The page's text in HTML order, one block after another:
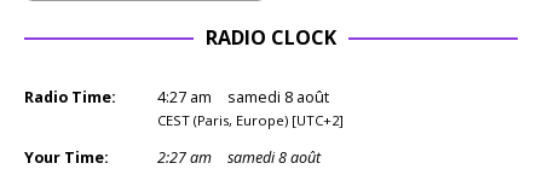
RADIO CLOCK
Radio Time: 4:27 am samedi 8 août
CEST (Paris, Europe) [UTC+2]
Your Time: 2:27am samedi 8 août